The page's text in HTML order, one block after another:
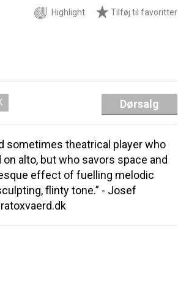
Highlight Tilføj til favoritter
Dørsalg
sometimes theatrical player who
alto, but who savors space and
effect of fuelling melodic
flinty tone.” - Josef